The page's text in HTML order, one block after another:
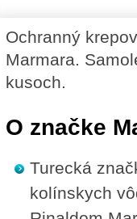
Ochranný
Marmara.
kusoch.
O značke
Turecká
kolínskych